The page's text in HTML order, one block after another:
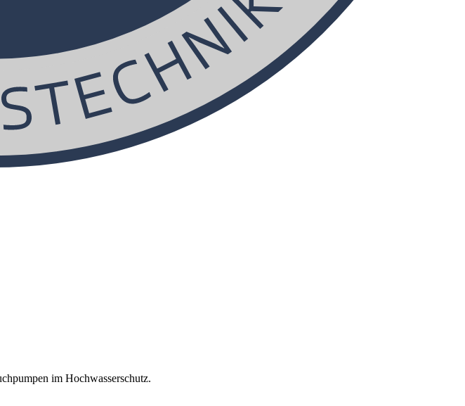
im Hochwasserschutz.